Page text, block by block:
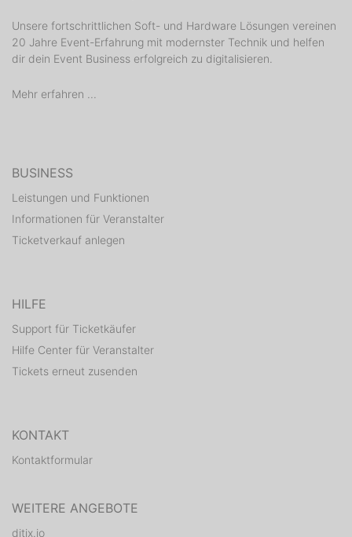
Unsere fortschrittlichen Soft- und Hardware Lösungen vereinen
20 Jahre Event-Erfahrung mit modernster Technik und helfen
dir dein Event Business erfolgreich zu digitalisieren.
Mehr erfahren ...
BUSINESS
Leistungen und Funktionen
Informationen für Veranstalter
Ticketverkauf anlegen
HILFE
Support für Ticketkäufer
Hilfe Center für Veranstalter
Tickets erneut zusenden
KONTAKT
Kontaktformular
WEITERE ANGEBOTE
ditix.io